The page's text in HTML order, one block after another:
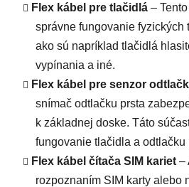
Flex kábel pre tlačidlá –
správne fungovanie fyzických
ako sú napríklad tlačidlá
vypínania a iné.
Flex kábel pre senzor
snímač odtlačku prsta
k základnej doske. Táto
fungovanie tlačidla a odtlačku
Flex kábel čítača SIM kariet –
rozpoznaním SIM karty alebo